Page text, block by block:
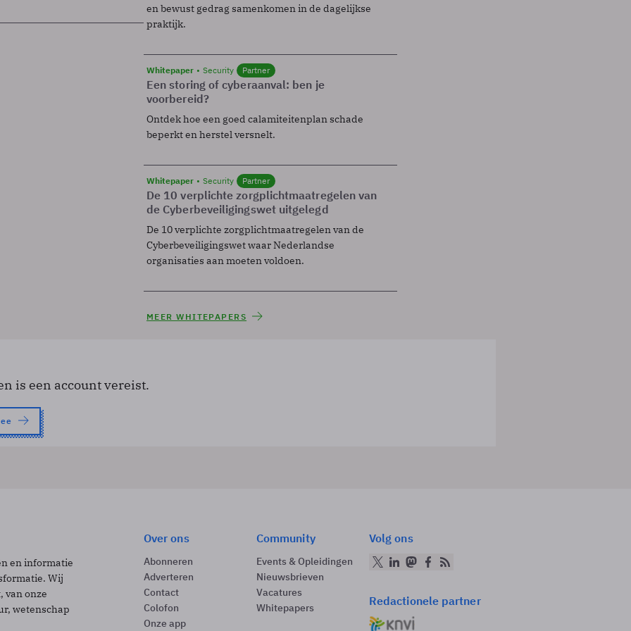
en bewust gedrag samenkomen in de dagelijkse
praktijk.
Whitepaper Security Partner
Een storing of cyberaanval: ben je
voorbereid?
Ontdek hoe een goed calamiteitenplan schade
beperkt en herstel versnelt.
Whitepaper Security Partner
De 10 verplichte zorgplichtmaatregelen van
de Cyberbeveiligingswet uitgelegd
De 10 verplichte zorgplichtmaatregelen van de
Cyberbeveiligingswet waar Nederlandse
organisaties aan moeten voldoen.
MEER WHITEPAPERS
is een account vereist.
en informatie
Wij
van onze
wetenschap
Over ons
Abonneren
Adverteren
Contact
Colofon
Onze app
Community
Events & Opleidingen
Nieuwsbrieven
Vacatures
Whitepapers
Volg ons
Redactionele partner